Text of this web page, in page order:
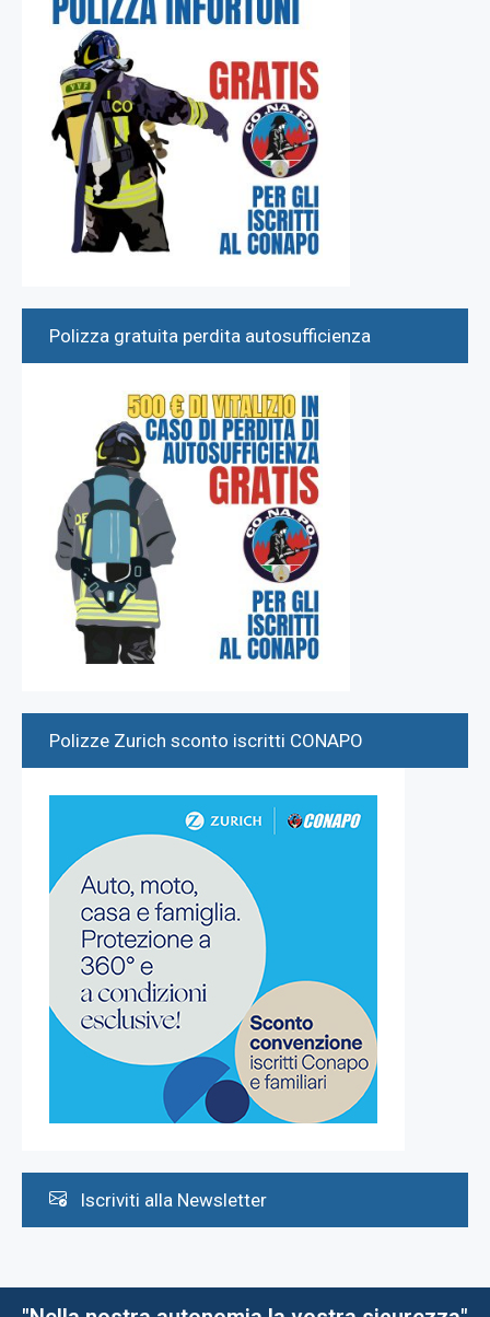
Polizza gratuita perdita autosufficienza
Polizze Zurich sconto iscritti CONAPO
Iscriviti alla Newsletter